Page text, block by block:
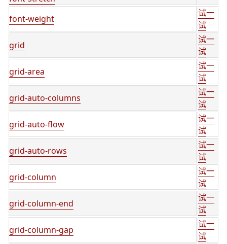
font-weight
试一
试
grid
试一
试
grid-area
试一
试
grid-auto-columns
试一
试
grid-auto-flow
试一
试
grid-auto-rows
试一
试
grid-column
试一
试
grid-column-end
试一
试
grid-column-gap
试一
试